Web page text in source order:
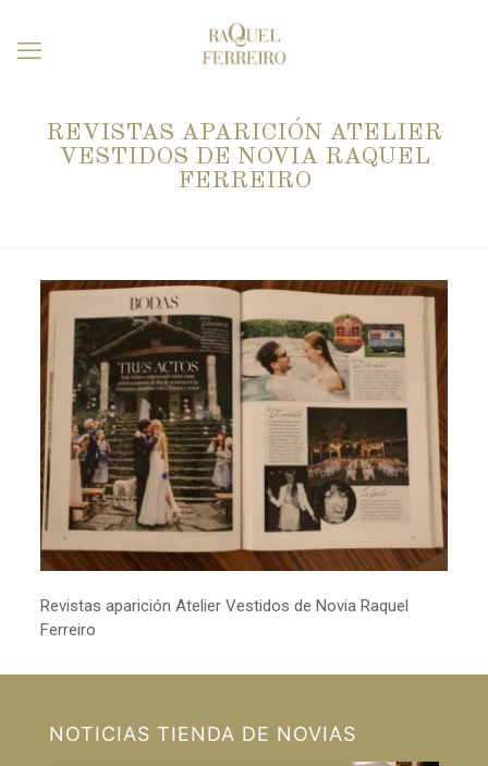
REVISTAS APARICIÓN ATELIER
VESTIDOS DE NOVIA RAQUEL
FERREIRO
Revistas aparición Atelier Vestidos de Novia Raquel
Ferreiro
NOTICIAS TIENDA DE NOVIAS